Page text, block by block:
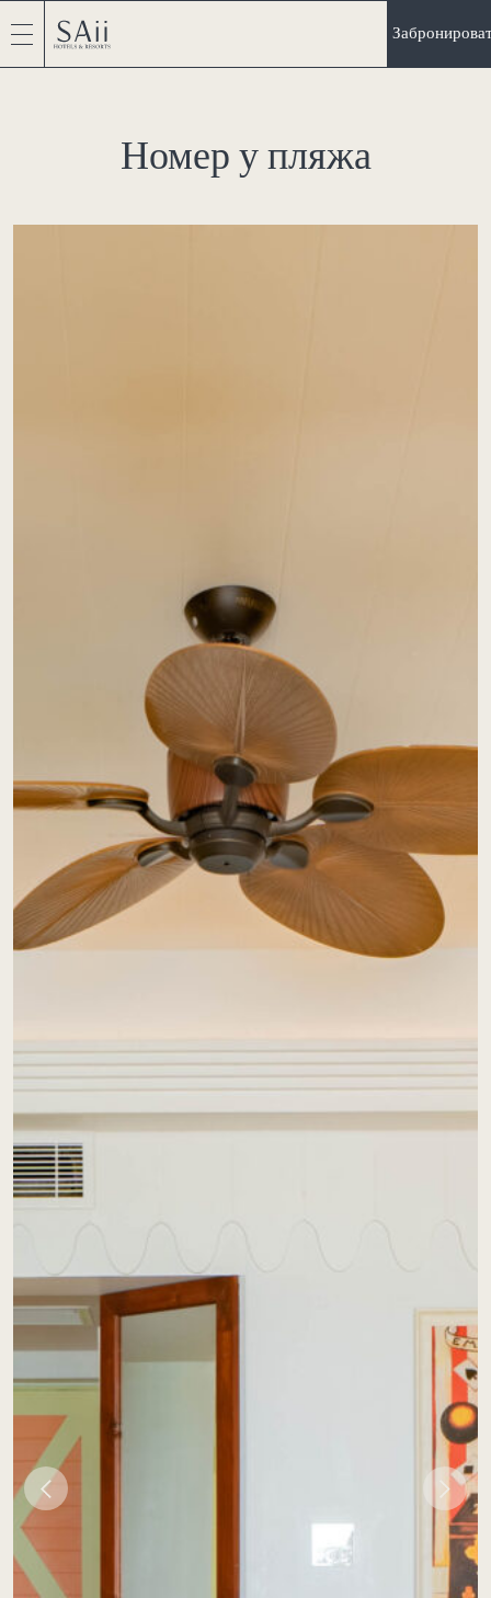
Номер у пляжа